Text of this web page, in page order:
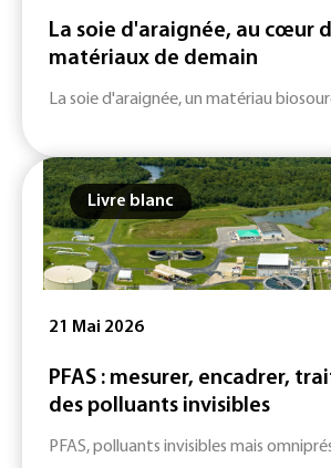
La soie d'araignée, au cœur
matériaux de demain
La soie d'araignée, un matériau
Livre blanc
21 Mai 2026
PFAS : mesurer, encadrer,
des polluants invisibles
PFAS, polluants invisibles mais